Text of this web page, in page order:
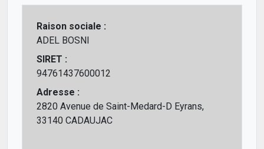
Raison sociale :
ADEL BOSNI
SIRET :
94761437600012
Adresse :
2820 Avenue de Saint-Medard-D Eyrans,
33140 CADAUJAC